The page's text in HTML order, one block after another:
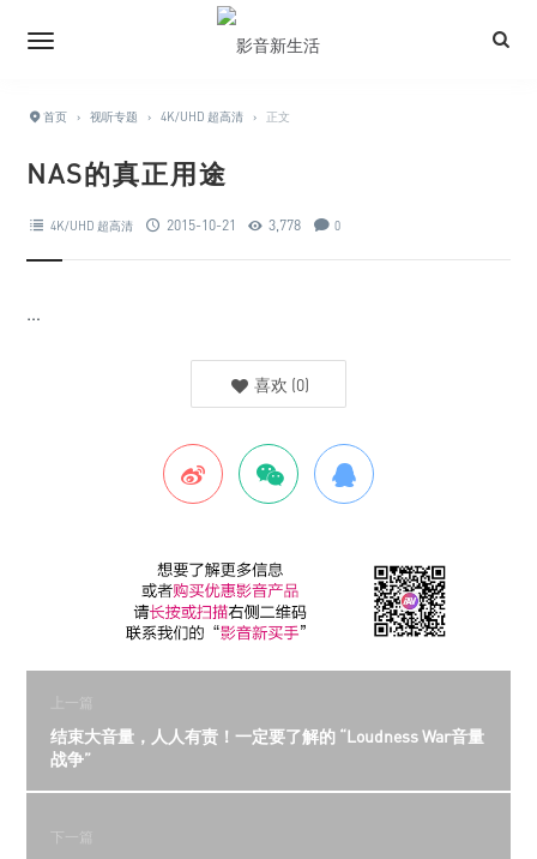
首页 › 视听专题 › 4K/UHD 超高清 › 正文
NAS的真正用途
4K/UHD 超高清 2015-10-21 3,778 0
…
喜欢 (0)
上一篇
结束大音量，人人有责！一定要了解的 “Loudness War音量
战争”
下一篇